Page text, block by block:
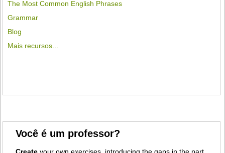
The Most Common English Phrases
Grammar
Blog
Mais recursos...
Você é um professor?